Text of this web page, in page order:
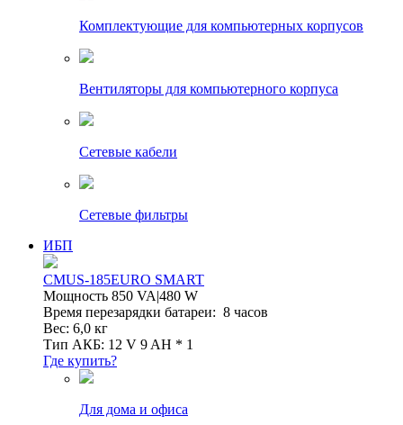
Комплектующие для компьютерных корпусов
Вентиляторы для компьютерного корпуса
Сетевые кабели
Сетевые фильтры
ИБП
CMUS-185EURO SMART
Мощность 850 VA|480 W
Время перезарядки батареи: 8 часов
Вес: 6,0 кг
Тип АКБ: 12 V 9 AH * 1
Где купить?
Для дома и офиса